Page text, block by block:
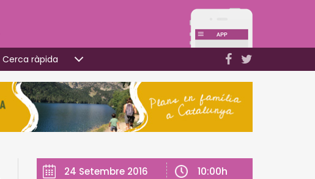
Cerca ràpida
24 Setembre 2016 10:00h